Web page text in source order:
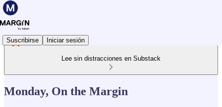
Suscribirse Iniciar sesión
Lee sin distracciones en Substack
Monday, On the Margin